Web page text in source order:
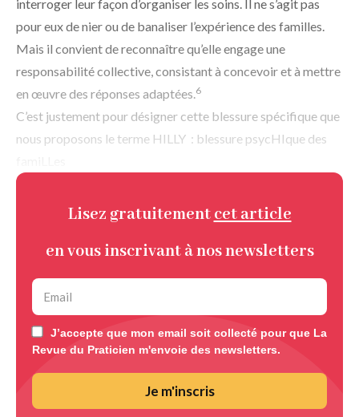
interroger leur façon d’organiser les soins. Il ne s’agit pas
pour eux de nier ou de banaliser l’expérience des familles.
Mais il convient de reconnaître qu’elle engage une
responsabilité collective, consistant à concevoir et à mettre
en œuvre des réponses adaptées.6
C’est justement pour désigner cette blessure spécifique que
nous proposons le terme HILLY : blessure psycHIque des
Lisez gratuitement cet article
en vous inscrivant à nos newsletters
J’accepte que mon email soit collecté pour que La
Revue du Praticien m'envoie des newsletters.
Je m'inscris